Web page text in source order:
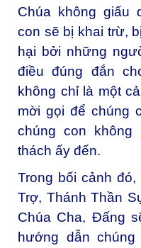
Chúa không giấu
con sẽ bị khai trừ,
hại bởi những
điều đúng đắn
không chỉ là một
mời gọi để chúng
chúng con
thách ấy đến.
Trong bối cảnh
Trợ, Thánh Thần
Chúa Cha, Đấng
hướng dẫn